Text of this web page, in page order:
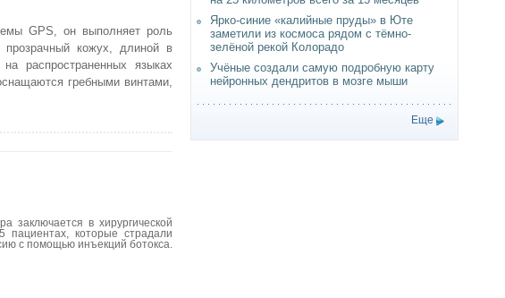
GPS, он выполняет роль
прозрачный кожух, длиной в
распространенных языках
гребными винтами,
заключается в хирургической
пациентах, которые страдали
с помощью инъекций ботокса.
Ярко-синие «калийные пруды» в Юте
заметили из космоса рядом с тёмно-
зелёной рекой Колорадо
Учёные создали самую подробную карту
нейронных дендритов в мозге мыши
Еще